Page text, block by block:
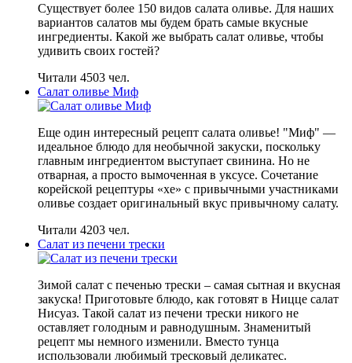
Существует более 150 видов салата оливье. Для наших
вариантов салатов мы будем брать самые вкусные
ингредиенты. Какой же выбрать салат оливье, чтобы
удивить своих гостей?
Читали 4503 чел.
Салат оливье Миф
Еще один интересный рецепт салата оливье! "Миф" —
идеальное блюдо для необычной закуски, поскольку
главным ингредиентом выступает свинина. Но не
отварная, а просто вымоченная в уксусе. Сочетание
корейской рецептуры «хе» с привычными участниками
оливье создает оригинальный вкус привычному салату.
Читали 4203 чел.
Салат из печени трески
Зимой салат с печенью трески – самая сытная и вкусная
закуска! Приготовьте блюдо, как готовят в Ницце салат
Нисуаз. Такой салат из печени трески никого не
оставляет голодным и равнодушным. Знаменитый
рецепт мы немного изменили. Вместо тунца
использовали любимый тресковый деликатес.